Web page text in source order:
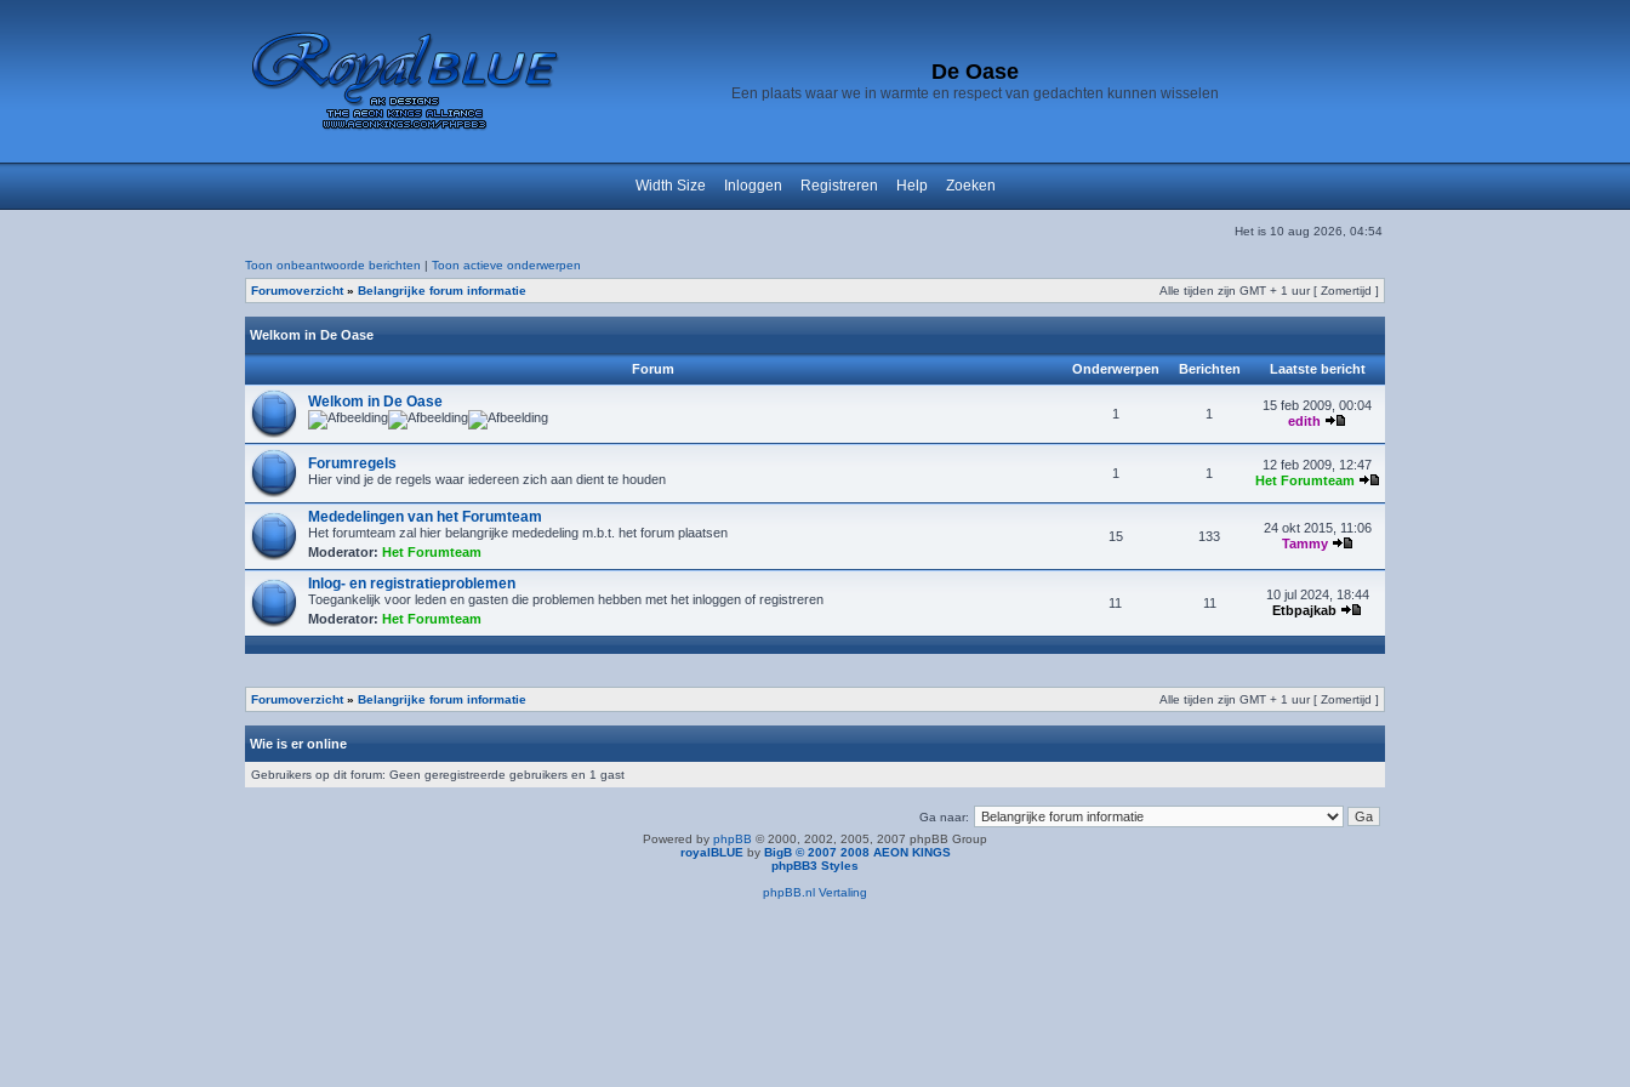
De Oase
Een plaats waar we in warmte en respect van gedachten kunnen wisselen
Width Size Inloggen Registreren Help Zoeken
Het is 10 aug 2026, 04:54
Toon onbeantwoorde berichten | Toon actieve onderwerpen
Forumoverzicht» Belangrijke forum informatie Alle tijden zijn GMT + 1 uur [ Zomertijd ]
Welkom in De Oase
Forum Onderwerpen Berichten Laatste bericht
Welkom in De Oase
1 1
15 feb 2009, 00:04
edith
Forumregels
Hier vind je de regels waar iedereen zich aan dient te houden 1 1
12 feb 2009, 12:47
Het Forumteam
Mededelingen van het Forumteam
Het forumteam zal hier belangrijke mededeling m.b.t. het forum plaatsen
Moderator: Het Forumteam
15 133
24 okt 2015, 11:06
Tammy
Inlog- en registratieproblemen
Toegankelijk voor leden en gasten die problemen hebben met het inloggen of registreren
Moderator: Het Forumteam
11 11
10 jul 2024, 18:44
Etbpajkab
Forumoverzicht» Belangrijke forum informatie Alle tijden zijn GMT + 1 uur [ Zomertijd ]
Wie is er online
Gebruikers op dit forum: Geen geregistreerde gebruikers en 1 gast
Ga naar:
Powered by phpBB © 2000, 2002, 2005, 2007 phpBB Group
royalBLUE by BigB © 2007 2008 AEON KINGS
phpBB3 Styles
phpBB.nl Vertaling